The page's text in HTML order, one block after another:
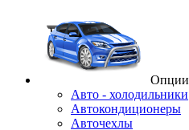
Опции
Авто - холодильники
Автокондиционеры
Авточехлы